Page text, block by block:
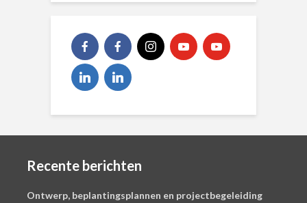
Recente berichten
Ontwerp, beplantingsplannen en projectbegeleiding